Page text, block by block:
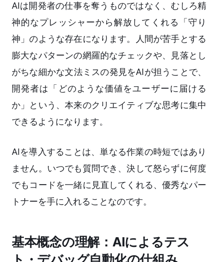
AIは開発者の仕事を奪うものではなく、むしろ精
神的なプレッシャーから解放してくれる「守り
神」のような存在になります。人間が苦手とする
膨大なパターンの網羅的なチェックや、見落とし
がちな細かな文法ミスの発見をAIが担うことで、
開発者は「どのような価値をユーザーに届ける
か」という、本来のクリエイティブな思考に集中
できるようになります。
AIを導入することは、単なる作業の時短ではあり
ません。いつでも質問でき、決して怒らずに何度
でもコードを一緒に見直してくれる、優秀なパー
トナーを手に入れることなのです。
基本概念の理解：AIによるテス